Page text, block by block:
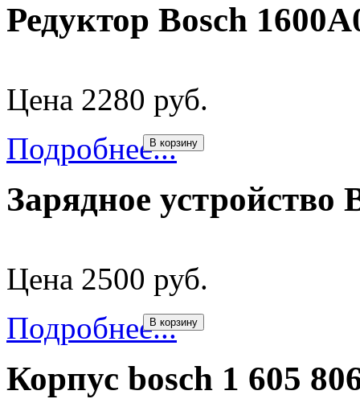
Редуктор Bosch
Цена 2280 руб.
Подробнее...
В корзину
Зарядное устройство
Цена 2500 руб.
Подробнее...
В корзину
Корпус bosch 1 605